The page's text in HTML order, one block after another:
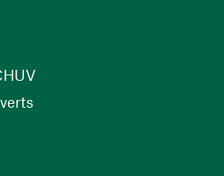
(ouvre une nouvelle fenêtre)
(ouvre une nouvelle fenêtre)